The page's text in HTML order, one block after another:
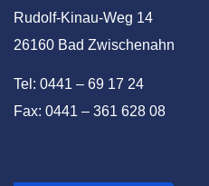
Rudolf-Kinau-Weg 14
26160 Bad Zwischenahn
Tel: 0441 – 69 17 24
Fax: 0441 – 361 628 08